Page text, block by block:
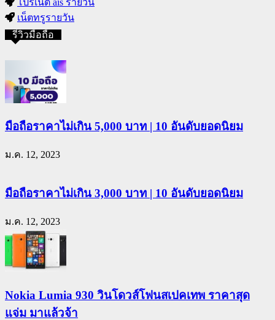
โปรเน็ต ais รายวัน
เน็ตทรูรายวัน
รีวิวมือถือ
มือถือราคาไม่เกิน 5,000 บาท | 10 อันดับยอดนิยม
ม.ค. 12, 2023
มือถือราคาไม่เกิน 3,000 บาท | 10 อันดับยอดนิยม
ม.ค. 12, 2023
Nokia Lumia 930 วินโดวส์โฟนสเปคเทพ ราคาสุด
แจ่ม มาแล้วจ้า